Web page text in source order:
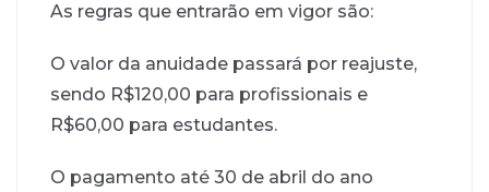
As regras que entrarão em vigor são:
O valor da anuidade passará por reajuste,
sendo R$120,00 para profissionais e
R$60,00 para estudantes.
O pagamento até 30 de abril do ano